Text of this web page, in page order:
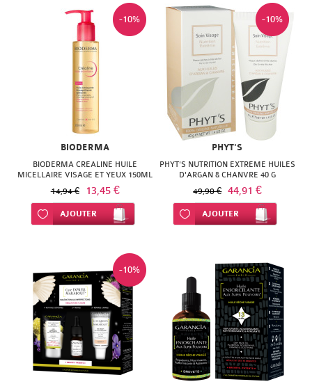
-10%
BIODERMA
BIODERMA CREALINE HUILE
MICELLAIRE VISAGE ET YEUX 150ML
14,94 € 13,45 €
Ajouter à ma liste d’envie
AJOUTER
-10%
PHYT'S
PHYT'S NUTRITION EXTREME HUILES
D'ARGAN & CHANVRE 40 G
49,90 € 44,91 €
Ajouter à ma liste d’envie
AJOUTER
-10%